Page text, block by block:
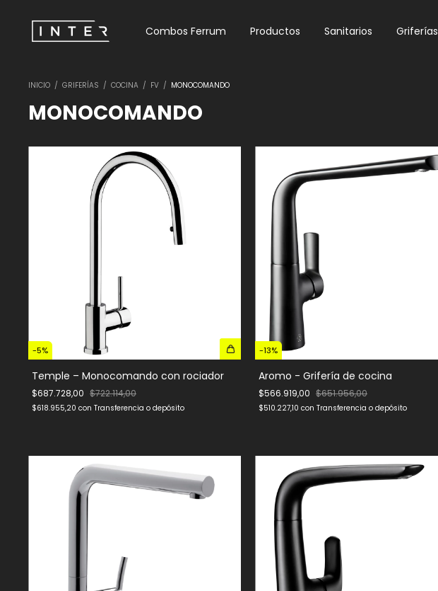
Combos Ferrum Productos Sanitarios Griferías
INICIO / GRIFERÍAS / COCINA / FV / MONOCOMANDO
MONOCOMANDO
-5%
Temple – Monocomando con rociador
$687.728,00 $722.114,00
$618.955,20 con Transferencia o depósito
-13%
Aromo - Grifería de cocina
$566.919,00 $651.956,00
$510.227,10 con Transferencia o depósito